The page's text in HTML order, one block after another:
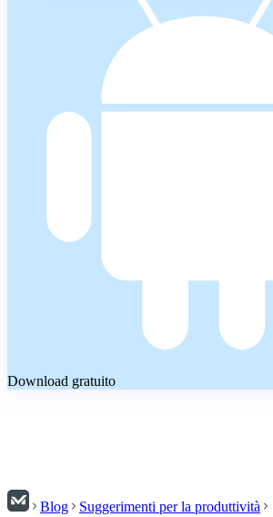
Download gratuito
Blog
Suggerimenti per la produttività